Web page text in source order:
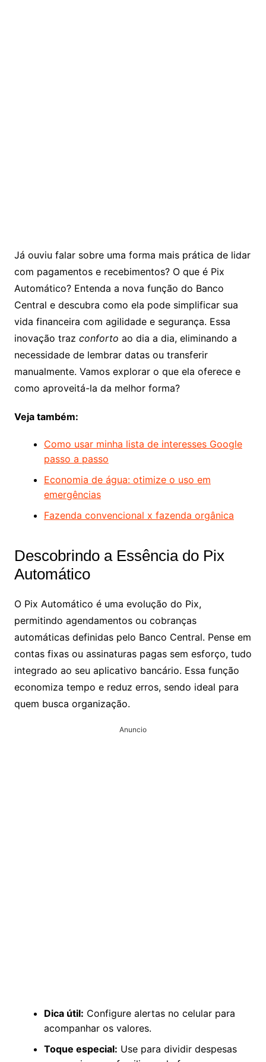
Já ouviu falar sobre uma forma mais prática de lidar
com pagamentos e recebimentos? O que é Pix
Automático? Entenda a nova função do Banco
Central e descubra como ela pode simplificar sua
vida financeira com agilidade e segurança. Essa
inovação traz conforto ao dia a dia, eliminando a
necessidade de lembrar datas ou transferir
manualmente. Vamos explorar o que ela oferece e
como aproveitá-la da melhor forma?
Veja também:
Como usar minha lista de interesses Google
passo a passo
Economia de água: otimize o uso em
emergências
Fazenda convencional x fazenda orgânica
Descobrindo a Essência do Pix
Automático
O Pix Automático é uma evolução do Pix,
permitindo agendamentos ou cobranças
automáticas definidas pelo Banco Central. Pense em
contas fixas ou assinaturas pagas sem esforço, tudo
integrado ao seu aplicativo bancário. Essa função
economiza tempo e reduz erros, sendo ideal para
quem busca organização.
Anuncio
Dica útil: Configure alertas no celular para
acompanhar os valores.
Toque especial: Use para dividir despesas